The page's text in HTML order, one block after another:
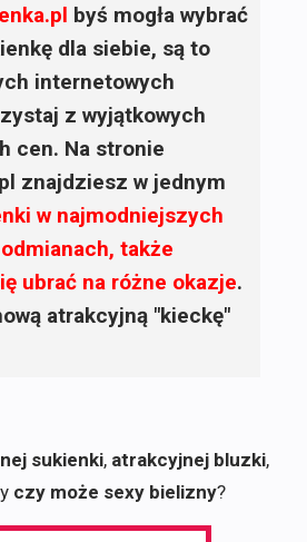
byś mogła wybrać
dla siebie, są to
internetowych
z wyjątkowych
cen. Na stronie
znajdziesz w jednym
w najmodniejszych
także
ubrać na różne okazje.
atrakcyjną "kieckę"
sukienki, atrakcyjnej bluzki,
czy może sexy bielizny?